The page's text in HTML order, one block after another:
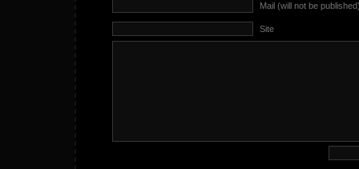
Mail (will not be
Site